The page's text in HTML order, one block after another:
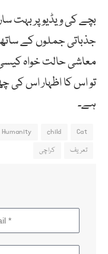
بچے کی ویڈیو پر بہت
جذباتی جملوں کے
معاشی حالت خواہ
تو اس کا اظہار اس کی
ہے۔
Cat
child
Humanity
تعریف
کراچی